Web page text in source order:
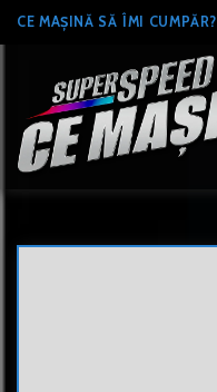
Skip
to
CE MAȘINĂ SĂ ÎMI CUMPĂR?